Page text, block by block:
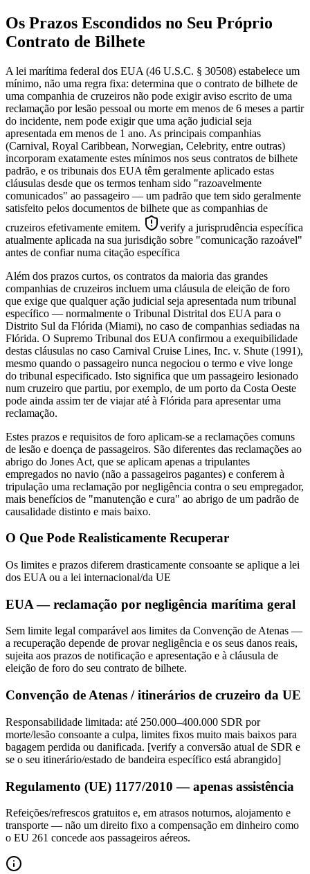
Os Prazos Escondidos no Seu Próprio
Contrato de Bilhete
A lei marítima federal dos EUA (46 U.S.C. § 30508) estabelece um
mínimo, não uma regra fixa: determina que o contrato de bilhete de
uma companhia de cruzeiros não pode exigir aviso escrito de uma
reclamação por lesão pessoal ou morte em menos de 6 meses a partir
do incidente, nem pode exigir que uma ação judicial seja
apresentada em menos de 1 ano. As principais companhias
(Carnival, Royal Caribbean, Norwegian, Celebrity, entre outras)
incorporam exatamente estes mínimos nos seus contratos de bilhete
padrão, e os tribunais dos EUA têm geralmente aplicado estas
cláusulas desde que os termos tenham sido "razoavelmente
comunicados" ao passageiro — um padrão que tem sido geralmente
satisfeito pelos documentos de bilhete que as companhias de
cruzeiros efetivamente emitem.
verify a jurisprudência específica
atualmente aplicada na sua jurisdição sobre "comunicação razoável"
antes de confiar numa citação específica
Além dos prazos curtos, os contratos da maioria das grandes
companhias de cruzeiros incluem uma cláusula de eleição de foro
que exige que qualquer ação judicial seja apresentada num tribunal
específico — normalmente o Tribunal Distrital dos EUA para o
Distrito Sul da Flórida (Miami), no caso de companhias sediadas na
Flórida. O Supremo Tribunal dos EUA confirmou a exequibilidade
destas cláusulas no caso Carnival Cruise Lines, Inc. v. Shute (1991),
mesmo quando o passageiro nunca negociou o termo e vive longe
do tribunal especificado. Isto significa que um passageiro lesionado
num cruzeiro que partiu, por exemplo, de um porto da Costa Oeste
pode ainda assim ter de viajar até à Flórida para apresentar uma
reclamação.
Estes prazos e requisitos de foro aplicam-se a reclamações comuns
de lesão e doença de passageiros. São diferentes das reclamações ao
abrigo do Jones Act, que se aplicam apenas a tripulantes
empregados no navio (não a passageiros pagantes) e conferem à
tripulação uma reclamação por negligência contra o seu empregador,
mais benefícios de "manutenção e cura" ao abrigo de um padrão de
causalidade distinto e mais baixo.
O Que Pode Realisticamente Recuperar
Os limites e prazos diferem drasticamente consoante se aplique a lei
dos EUA ou a lei internacional/da UE
EUA — reclamação por negligência marítima geral
Sem limite legal comparável aos limites da Convenção de Atenas —
a recuperação depende de provar negligência e os seus danos reais,
sujeita aos prazos de notificação e apresentação e à cláusula de
eleição de foro do seu contrato de bilhete.
Convenção de Atenas / itinerários de cruzeiro da UE
Responsabilidade limitada: até 250.000–400.000 SDR por
morte/lesão consoante a culpa, limites fixos muito mais baixos para
bagagem perdida ou danificada. [verify a conversão atual de SDR e
se o seu itinerário/estado de bandeira específico está abrangido]
Regulamento (UE) 1177/2010 — apenas assistência
Refeições/refrescos gratuitos e, em atrasos noturnos, alojamento e
transporte — não um direito fixo a compensação em dinheiro como
o EU 261 concede aos passageiros aéreos.